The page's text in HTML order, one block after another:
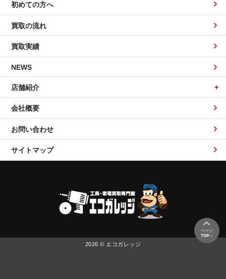
初めての方へ
買取の流れ
買取実績
NEWS
店舗紹介
会社概要
お問い合わせ
サイトマップ
2026 © エコガレッジ
ページ
TOPへ